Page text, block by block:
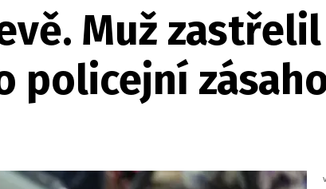
Muž
policejní